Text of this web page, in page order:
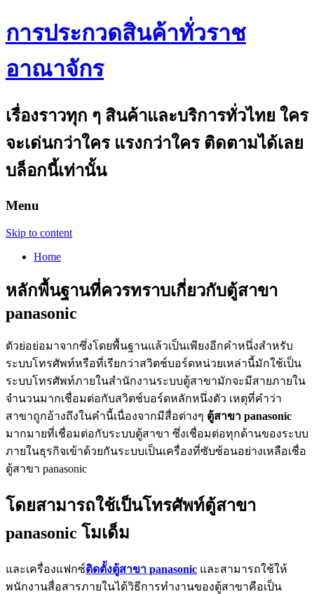
การประกวดสินค้าทั่วราช
อาณาจักร
เรื่องราวทุก ๆ สินค้าและบริการทั่วไทย ใคร
จะเด่นกว่าใคร แรงกว่าใคร ติดตามได้เลย
บล็อกนี้เท่านั้น
Menu
Skip to content
Home
หลักพื้นฐานที่ควรทราบเกี่ยวกับตู้สาขา
panasonic
ตัวย่อย่อมาจากซึ่งโดยพื้นฐานแล้วเป็นเพียงอีกคำหนึ่งสำหรับ
ระบบโทรศัพท์หรือที่เรียกว่าสวิตช์บอร์ดหน่วยเหล่านี้มักใช้เป็น
ระบบโทรศัพท์ภายในสำนักงานระบบตู้สาขามักจะมีสายภายใน
จำนวนมากเชื่อมต่อกับสวิตช์บอร์ดหลักหนึ่งตัว เหตุที่คำว่า
สาขาถูกอ้างถึงในคำนี้เนื่องจากมีสื่อต่างๆ ตู้สาขา panasonic
มากมายที่เชื่อมต่อกับระบบตู้สาขา ซึ่งเชื่อมต่อทุกด้านของระบบ
ภายในธุรกิจเข้าด้วยกันระบบเป็นเครื่องที่ซับซ้อนอย่างเหลือเชื่อ
ตู้สาขา panasonic
โดยสามารถใช้เป็นโทรศัพท์ตู้สาขา
panasonic โมเด็ม
และเครื่องแฟกซ์ติดตั้งตู้สาขา panasonic และสามารถใช้ให้
พนักงานสื่อสารภายในได้วิธีการทำงานของตู้สาขาคือเป็น